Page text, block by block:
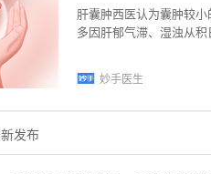
肝囊肿西医认为囊肿较
多因肝郁气滞、湿浊从
妙手医生
发布